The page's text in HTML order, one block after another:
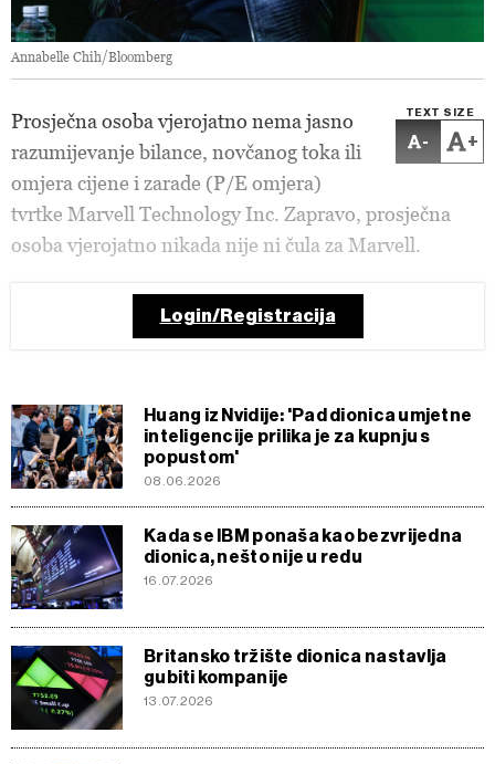
Annabelle Chih/Bloomberg
TEXT SIZE
- +
Prosječna osoba vjerojatno nema jasno
razumijevanje bilance, novčanog toka ili
omjera cijene i zarade (P/E omjera)
tvrtke Marvell Technology Inc. Zapravo, prosječna
osoba vjerojatno nikada nije ni čula za Marvell.
Login/Registracija
Huang iz Nvidije: 'Pad dionica umjetne
inteligencije prilika je za kupnju s
popustom'
08.06.2026
Kada se IBM ponaša kao bezvrijedna
dionica, nešto nije u redu
16.07.2026
Britansko tržište dionica nastavlja
gubiti kompanije
13.07.2026